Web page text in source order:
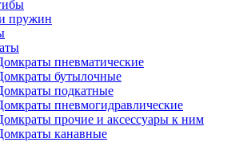
пружин
пневматические
бутылочные
подкатные
пневмогидравлические
прочие и аксессуары к ним
канавные